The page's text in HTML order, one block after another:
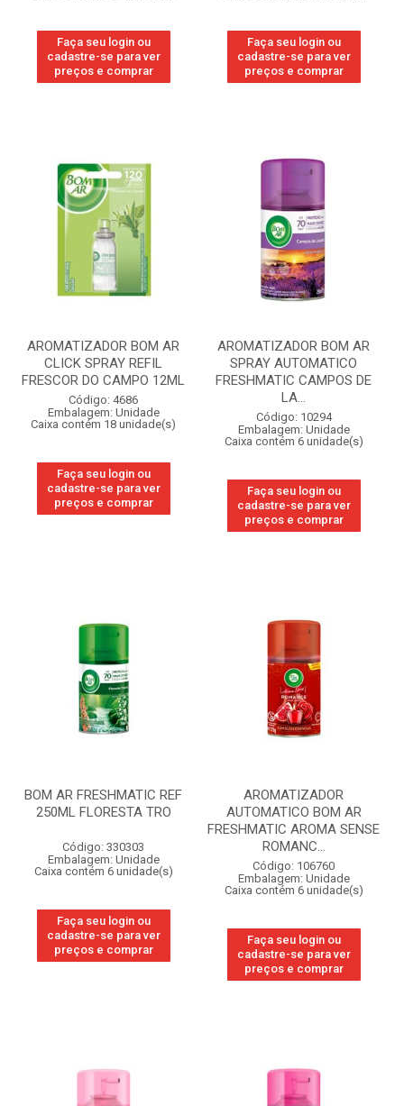
Faça seu login ou
cadastre-se para ver
preços e comprar
Faça seu login ou
cadastre-se para ver
preços e comprar
AROMATIZADOR BOM AR
CLICK SPRAY REFIL
FRESCOR DO CAMPO 12ML
Código: 4686
Embalagem: Unidade
Caixa contém 18 unidade(s)
Faça seu login ou
cadastre-se para ver
preços e comprar
AROMATIZADOR BOM AR
SPRAY AUTOMATICO
FRESHMATIC CAMPOS DE
LA...
Código: 10294
Embalagem: Unidade
Caixa contém 6 unidade(s)
Faça seu login ou
cadastre-se para ver
preços e comprar
BOM AR FRESHMATIC REF
250ML FLORESTA TRO
Código: 330303
Embalagem: Unidade
Caixa contém 6 unidade(s)
Faça seu login ou
cadastre-se para ver
preços e comprar
AROMATIZADOR
AUTOMATICO BOM AR
FRESHMATIC AROMA SENSE
ROMANC...
Código: 106760
Embalagem: Unidade
Caixa contém 6 unidade(s)
Faça seu login ou
cadastre-se para ver
preços e comprar